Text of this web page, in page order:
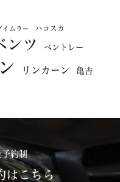
イムラー ハコスカ
ンツ ベントレー
リンカーン 亀吉
予約制
はこちら